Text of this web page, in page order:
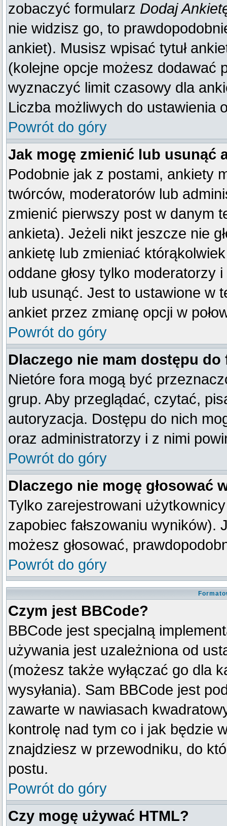
zobaczyć formularz Dodaj
nie widzisz go, to
ankiet). Musisz wpisać tytuł
(kolejne opcje możesz dodawać
wyznaczyć limit czasowy dla
Liczba możliwych do ustawienia
Powrót do góry
Jak mogę zmienić lub usunąć
Podobnie jak z postami, ankiety
twórców, moderatorów lub
zmienić pierwszy post w danym
ankieta). Jeżeli nikt jeszcze nie
ankietę lub zmieniać
oddane głosy tylko moderatorzy
lub usunąć. Jest to ustawione w
ankiet przez zmianę opcji w
Powrót do góry
Dlaczego nie mam dostępu do
Nietóre fora mogą być
grup. Aby przeglądać, czytać,
autoryzacja. Dostępu do nich
oraz administratorzy i z nimi
Powrót do góry
Dlaczego nie mogę głosować
Tylko zarejestrowani
zapobiec fałszowaniu wyników).
możesz głosować,
Powrót do góry
Czym jest BBCode?
BBCode jest specjalną
używania jest uzależniona od
(możesz także wyłączać go dla
wysyłania). Sam BBCode jest
zawarte w nawiasach
kontrolę nad tym co i jak będzie
znajdziesz w przewodniku, do
postu.
Powrót do góry
Czy mogę używać HTML?